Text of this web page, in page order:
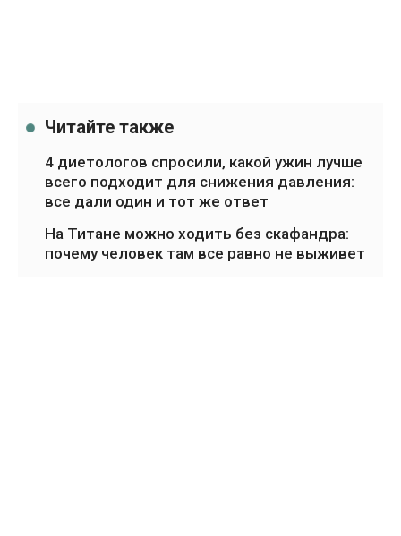
Читайте также
4 диетологов спросили, какой ужин лучше
всего подходит для снижения давления:
все дали один и тот же ответ
На Титане можно ходить без скафандра:
почему человек там все равно не выживет